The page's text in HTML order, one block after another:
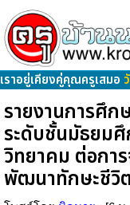
เราอยู่เคียงคู่คุณครูเสมอ
รายงานการศึก
ระดับชั้นมัธยมศึ
วิทยาคม ต่อกา
พัฒนาทักษะชีวิ